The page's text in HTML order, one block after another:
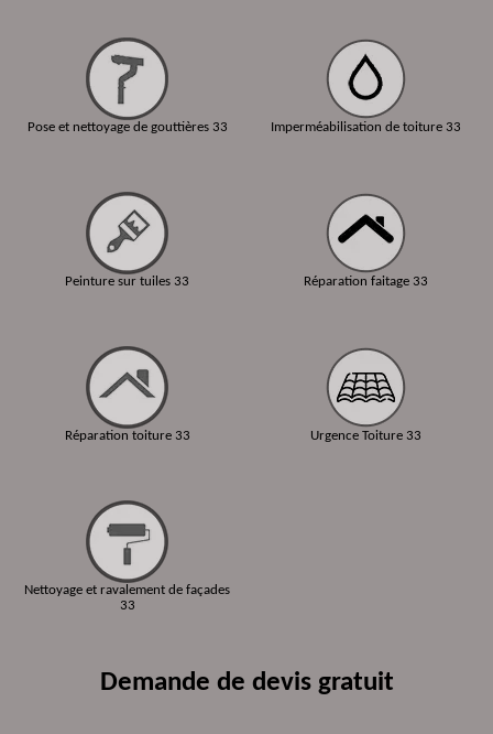
Pose et nettoyage de gouttières 33
Peinture sur tuiles 33
Réparation toiture 33
Nettoyage et ravalement de façades
33
Imperméabilisation de toiture 33
Réparation faitage 33
Urgence Toiture 33
Demande de devis gratuit